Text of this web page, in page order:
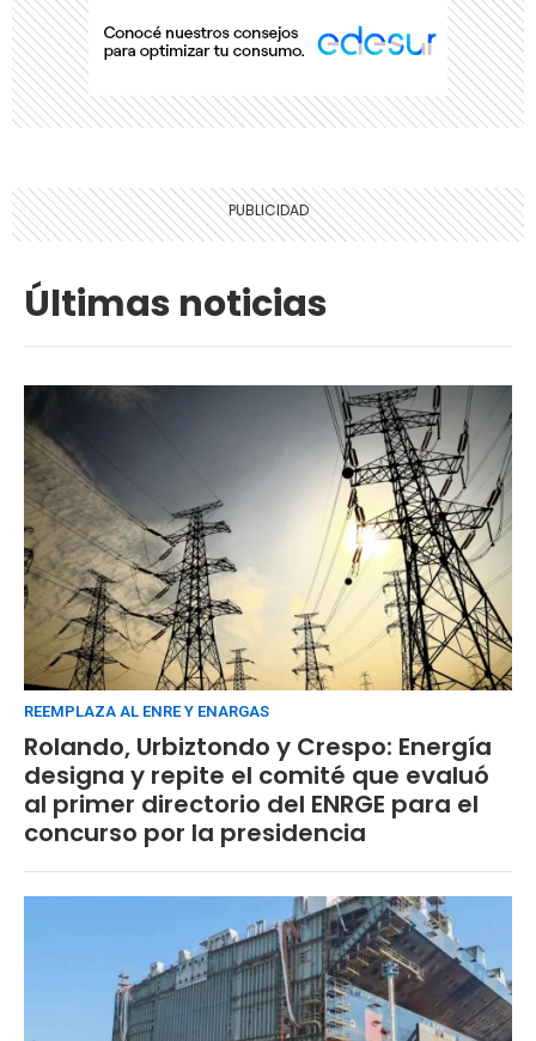
Últimas noticias
REEMPLAZA AL ENRE Y ENARGAS
Rolando, Urbiztondo y Crespo: Energía
designa y repite el comité que evaluó
al primer directorio del ENRGE para el
concurso por la presidencia